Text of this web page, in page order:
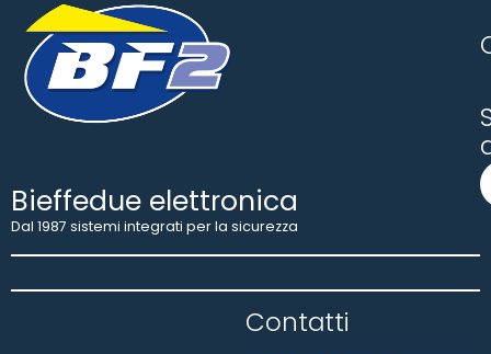
Bieffedue elettronica
Dal 1987 sistemi integrati per la sicurezza
Contatti​